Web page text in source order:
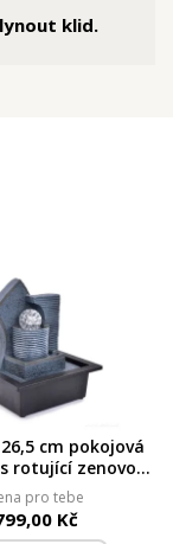
klid.
cm pokojová
rotující zenovou
osvětlením |
design s LED
pro tebe
Kč